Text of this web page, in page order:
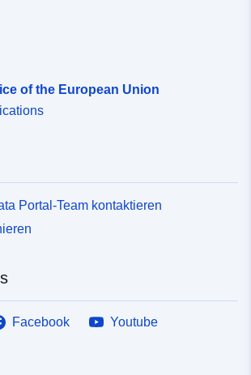
of the European Union
Portal-Team kontaktieren
Facebook
Youtube